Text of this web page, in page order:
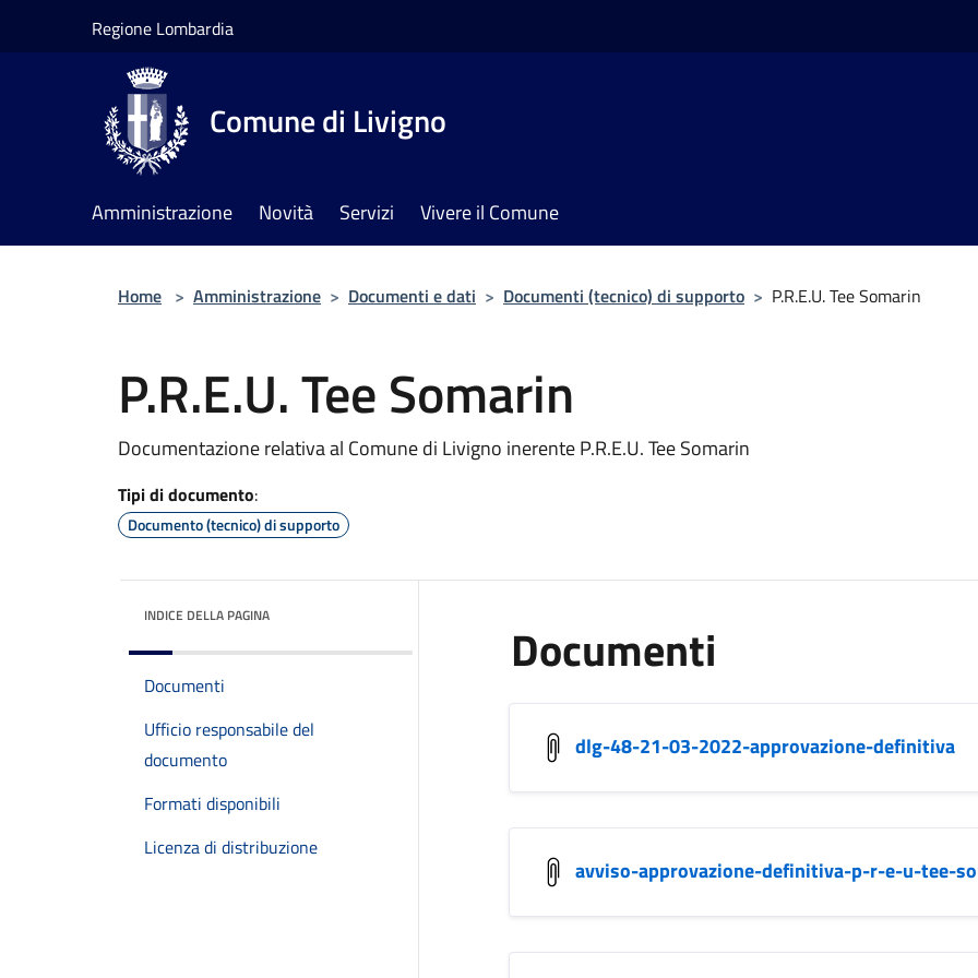
Regione Lombardia
Comune di Livigno
Amministrazione Novità Servizi Vivere il Comune
Home > Amministrazione > Documenti e dati > Documenti (tecnico) di supporto > P.R.E.U. Tee Somarin
P.R.E.U. Tee Somarin
Documentazione relativa al Comune di Livigno inerente P.R.E.U. Tee Somarin
Tipi di documento:
Documento (tecnico) di supporto
INDICE DELLA PAGINA
Documenti
Ufficio responsabile del
documento
Formati disponibili
Licenza di distribuzione
Documenti
dlg-48-21-03-2022-approvazione-definitiva
avviso-approvazione-definitiva-p-r-e-u-tee-